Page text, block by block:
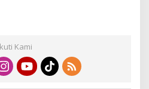
Kami